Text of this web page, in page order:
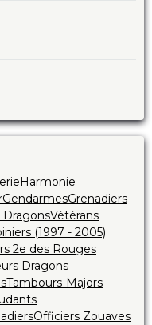
Harmonie
GendarmesGrenadiers
DragonsVétérans
(1997 - 2005)
2e des Rouges
Dragons
Tambours-Majors
Officiers Zouaves